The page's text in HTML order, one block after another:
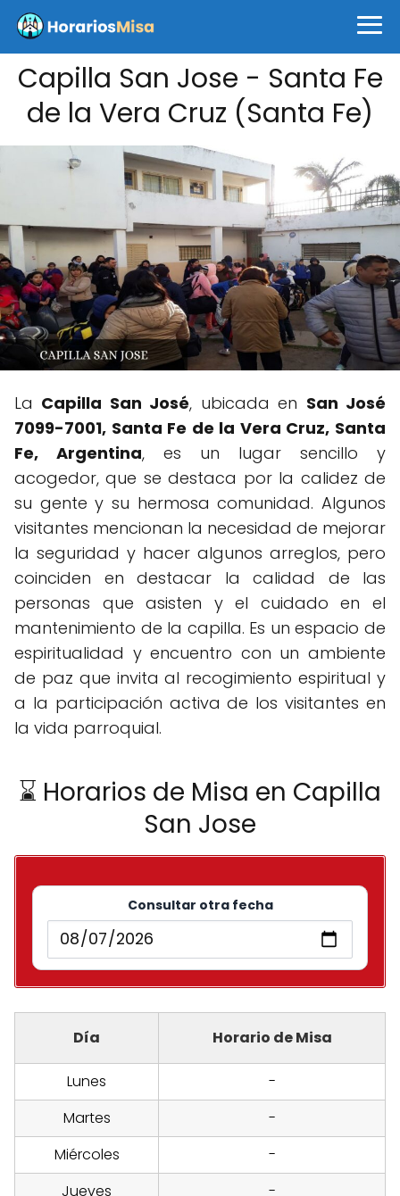
Capilla San Jose - Santa Fe
de la Vera Cruz (Santa Fe)
La Capilla San José, ubicada en San José
7099-7001, Santa Fe de la Vera Cruz, Santa
Fe, Argentina, es un lugar sencillo y
acogedor, que se destaca por la calidez de
su gente y su hermosa comunidad. Algunos
visitantes mencionan la necesidad de mejorar
la seguridad y hacer algunos arreglos, pero
coinciden en destacar la calidad de las
personas que asisten y el cuidado en el
mantenimiento de la capilla. Es un espacio de
espiritualidad y encuentro con un ambiente
de paz que invita al recogimiento espiritual y
a la participación activa de los visitantes en
la vida parroquial.
⌛ Horarios de Misa en Capilla
San Jose
Consultar otra fecha
Día Horario de Misa
Lunes
-
Martes
-
Miércoles
-
Jueves
-